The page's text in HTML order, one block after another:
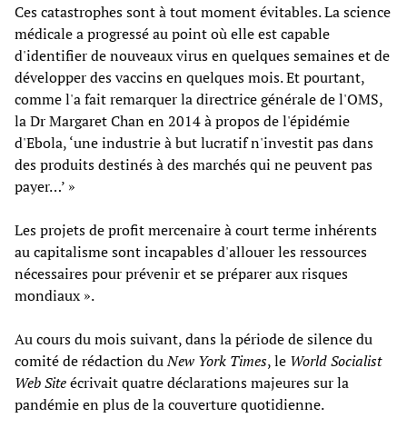
Ces catastrophes sont à tout moment évitables. La science
médicale a progressé au point où elle est capable
d'identifier de nouveaux virus en quelques semaines et de
développer des vaccins en quelques mois. Et pourtant,
comme l'a fait remarquer la directrice générale de l'OMS,
la Dr Margaret Chan en 2014 à propos de l'épidémie
d'Ebola, ‘une industrie à but lucratif n'investit pas dans
des produits destinés à des marchés qui ne peuvent pas
payer…’ »
Les projets de profit mercenaire à court terme inhérents
au capitalisme sont incapables d'allouer les ressources
nécessaires pour prévenir et se préparer aux risques
mondiaux ».
Au cours du mois suivant, dans la période de silence du
comité de rédaction duNew York Times, le World Socialist
Web Siteécrivait quatre déclarations majeures sur la
pandémie en plus de la couverture quotidienne.